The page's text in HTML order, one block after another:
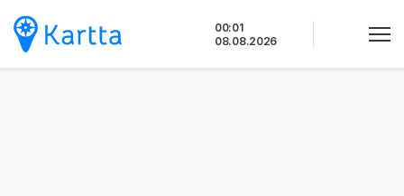
sisältöön
00:01
08.08.2026